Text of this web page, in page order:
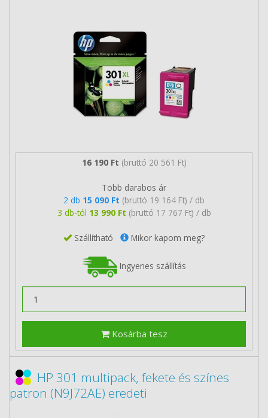
16 190 Ft (bruttó 20 561 Ft)
Több darabos ár
2 db 15 090 Ft (bruttó 19 164 Ft) / db
3 db-tól 13 990 Ft (bruttó 17 767 Ft) / db
Szállítható Mikor kapom meg?
Ingyenes szállítás
Kosárba tesz
HP 301 multipack, fekete és színes
patron (N9J72AE) eredeti